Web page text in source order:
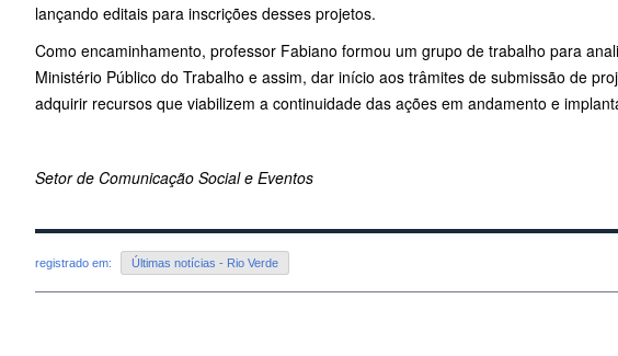
lançando editais para inscrições desses projetos.
Como encaminhamento, professor Fabiano formou um grupo de trabalho para
Ministério Público do Trabalho e assim, dar início aos trâmites de submissão de
adquirir recursos que viabilizem a continuidade das ações em andamento e
Setor de Comunicação Social e Eventos
registrado em: Últimas notícias - Rio Verde